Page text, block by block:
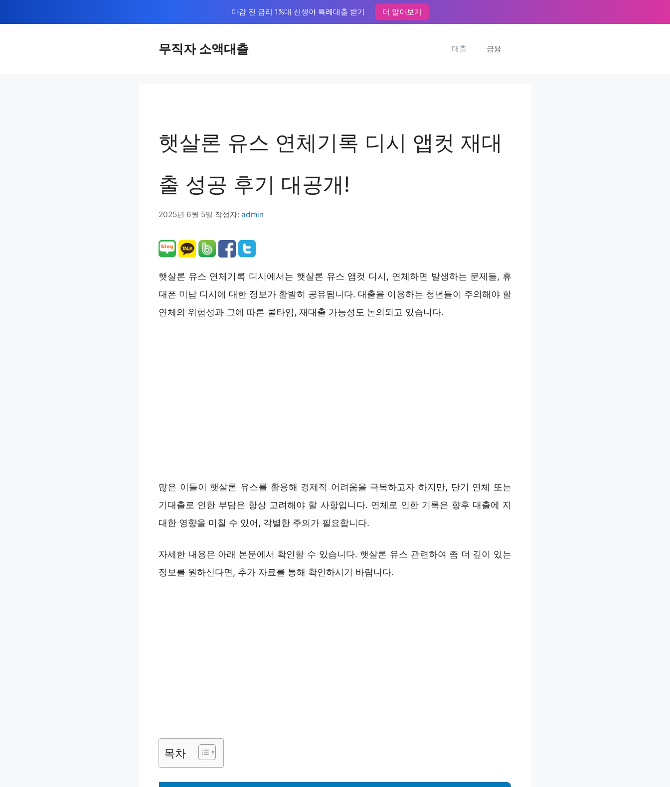
텐
마감 전 금리 1%대 신생아 특례대출 받기 더 알아보기
무직자 소액대출 대출 금융
햇살론 유스 연체기록 디시 앱컷 재대
출 성공 후기 대공개!
2025년 6월 5일 작성자: admin
햇살론 유스 연체기록 디시에서는 햇살론 유스 앱컷 디시, 연체하면 발생하는 문제들, 휴
대폰 미납 디시에 대한 정보가 활발히 공유됩니다. 대출을 이용하는 청년들이 주의해야 할
연체의 위험성과 그에 따른 쿨타임, 재대출 가능성도 논의되고 있습니다.
많은 이들이 햇살론 유스를 활용해 경제적 어려움을 극복하고자 하지만, 단기 연체 또는
기대출로 인한 부담은 항상 고려해야 할 사항입니다. 연체로 인한 기록은 향후 대출에 지
대한 영향을 미칠 수 있어, 각별한 주의가 필요합니다.
자세한 내용은 아래 본문에서 확인할 수 있습니다. 햇살론 유스 관련하여 좀 더 깊이 있는
정보를 원하신다면, 추가 자료를 통해 확인하시기 바랍니다.
목차